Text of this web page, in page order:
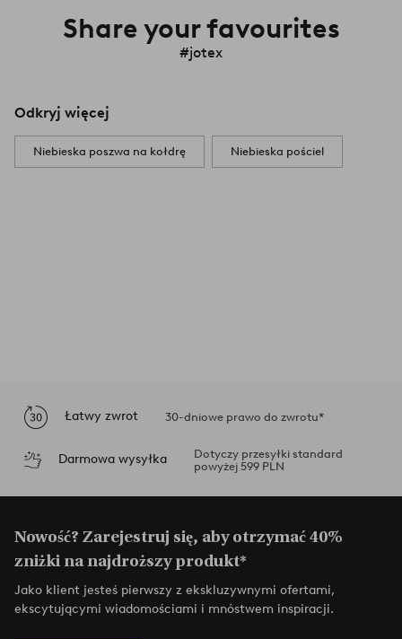
Share your favourites
#jotex
Odkryj więcej
Niebieska poszwa na kołdrę Niebieska pościel
Łatwy zwrot 30-dniowe prawo do zwrotu*
Darmowa wysyłka
Dotyczy przesyłki standard
powyżej 599 PLN
Nowość? Zarejestruj się, aby otrzymać 40%
zniżki na najdroższy produkt*
Jako klient jesteś pierwszy z ekskluzywnymi ofertami,
ekscytującymi wiadomościami i mnóstwem inspiracji.